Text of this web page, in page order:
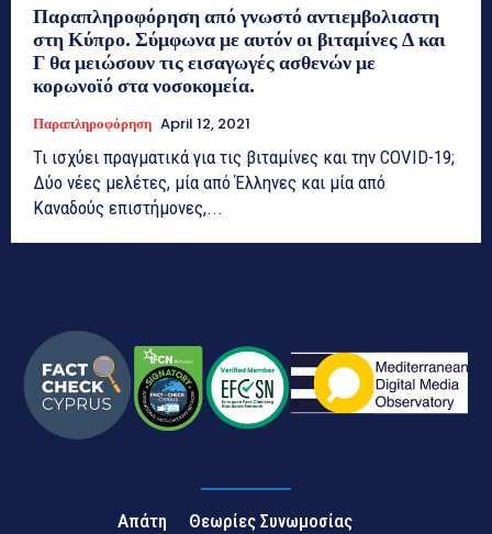
Παραπληροφόρηση από γνωστό αντιεμβολιαστη
στη Κύπρο. Σύμφωνα με αυτόν οι βιταμίνες Δ και
Γ θα μειώσουν τις εισαγωγές ασθενών με
κορωνοϊό στα νοσοκομεία.
Παραπληροφόρηση April 12, 2021
Τι ισχύει πραγματικά για τις βιταμίνες και την COVID-19;
Δύο νέες μελέτες, μία από Έλληνες και μία από
Καναδούς επιστήμονες,...
Απάτη
Θεωρίες Συνωμοσίας